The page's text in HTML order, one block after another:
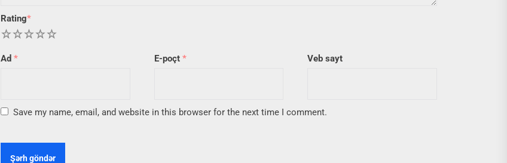
Rating*
5
4
3
2
Ad * E-poçt * Veb sayt
Save my name, email, and website in this browser for the next time I comment.